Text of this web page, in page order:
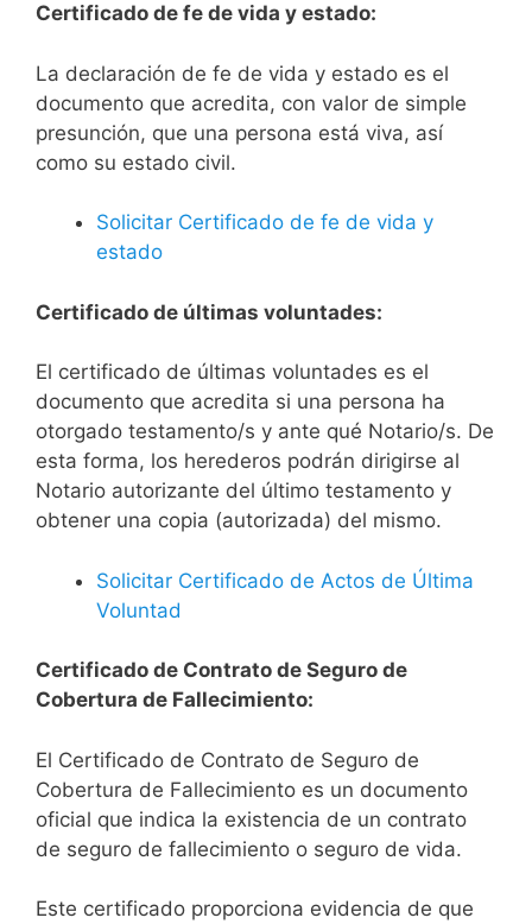
Certificado de fe de vida y estado:
La declaración de fe de vida y estado es el
documento que acredita, con valor de simple
presunción, que una persona está viva, así
como su estado civil.
Solicitar Certificado de fe de vida y
estado
Certificado de últimas voluntades:
El certificado de últimas voluntades es el
documento que acredita si una persona ha
otorgado testamento/s y ante qué Notario/s. De
esta forma, los herederos podrán dirigirse al
Notario autorizante del último testamento y
obtener una copia (autorizada) del mismo.
Solicitar Certificado de Actos de Última
Voluntad
Certificado de Contrato de Seguro de
Cobertura de Fallecimiento:
El Certificado de Contrato de Seguro de
Cobertura de Fallecimiento es un documento
oficial que indica la existencia de un contrato
de seguro de fallecimiento o seguro de vida.
Este certificado proporciona evidencia de que